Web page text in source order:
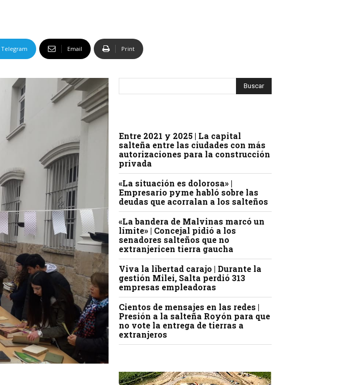
Telegram Email Print
Entre 2021 y 2025 | La capital
salteña entre las ciudades con más
autorizaciones para la construcción
privada
«La situación es dolorosa» |
Empresario pyme habló sobre las
deudas que acorralan a los salteños
«La bandera de Malvinas marcó un
límite» | Concejal pidió a los
senadores salteños que no
extranjericen tierra gaucha
Viva la libertad carajo | Durante la
gestión Milei, Salta perdió 313
empresas empleadoras
Cientos de mensajes en las redes |
Presión a la salteña Royón para que
no vote la entrega de tierras a
extranjeros